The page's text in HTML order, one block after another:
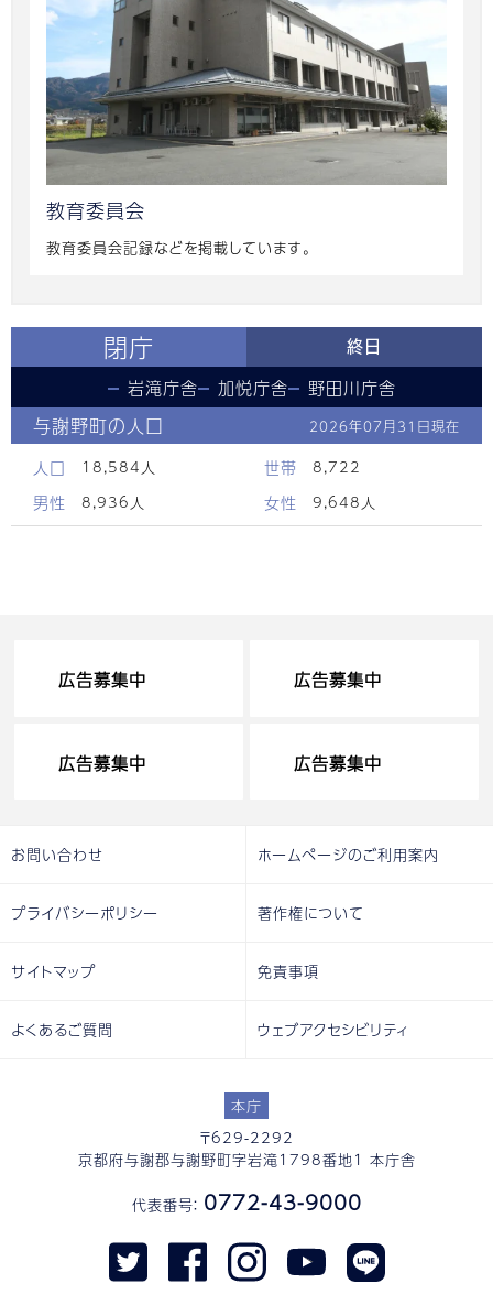
教育委員会
教育委員会記録などを掲載しています。
閉庁 終日
岩滝庁舎 加悦庁舎 野田川庁舎
与謝野町の人口 2026年07月31日現在
人口 18,584人 世帯 8,722
男性 8,936人 女性 9,648人
広告募集中 広告募集中
広告募集中 広告募集中
本庁
〒629-2292
京都府与謝郡与謝野町字岩滝1798番地1 本庁舎
代表番号： 0772-43-9000
お問い合わせ ホームページのご利用案内
プライバシーポリシー 著作権について
サイトマップ 免責事項
よくあるご質問 ウェブアクセシビリティ